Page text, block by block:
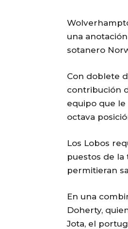
una
sotanero
Con doblete
contribución
equipo que
octava
Los Lobos
puestos de
permitieran
En una
Doherty,
Jota, el